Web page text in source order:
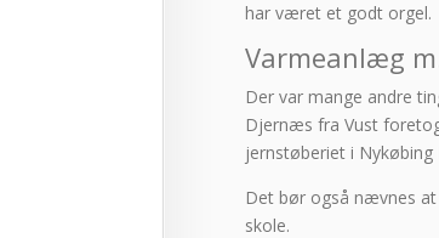
har været et godt orgel.
Varmeanlæg
Der var mange andre
Djernæs fra Vust
jernstøberiet i
Det bør også nævnes
skole.